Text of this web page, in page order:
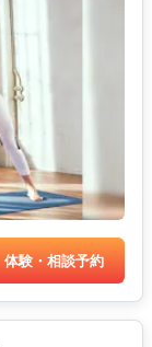
体験・相談予約